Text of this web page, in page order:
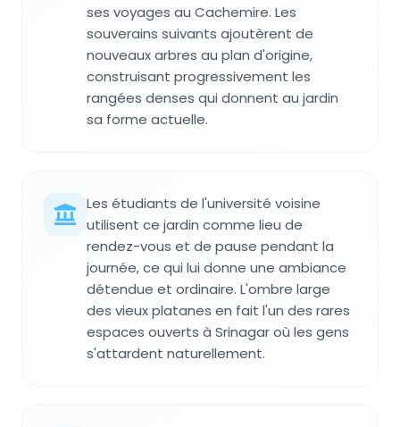
ses voyages au Cachemire. Les
souverains suivants ajoutèrent de
nouveaux arbres au plan d'origine,
construisant progressivement les
rangées denses qui donnent au jardin
sa forme actuelle.
Les étudiants de l'université voisine
utilisent ce jardin comme lieu de
rendez-vous et de pause pendant la
journée, ce qui lui donne une ambiance
détendue et ordinaire. L'ombre large
des vieux platanes en fait l'un des rares
espaces ouverts à Srinagar où les gens
s'attardent naturellement.